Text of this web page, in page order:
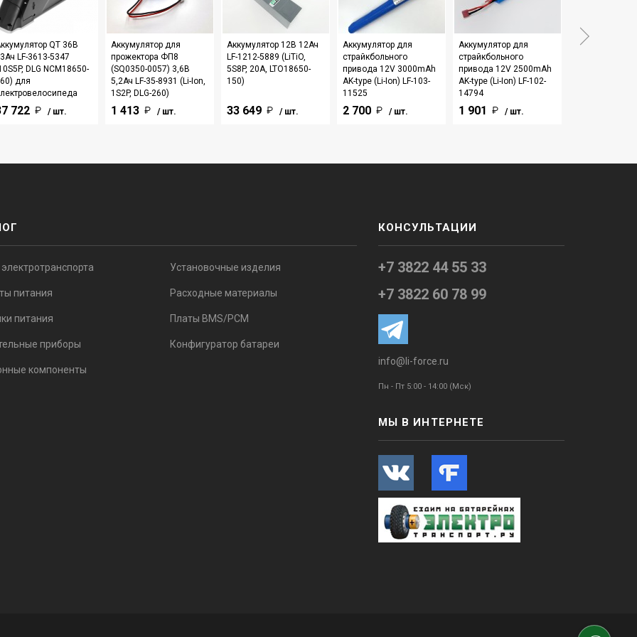
QT 36В
LF-3613-5347
DLG NCM18650-
для
722 / шт.
Аккумулятор для
прожектора ФП8
(SQ0350-0057) 3,6В
5,2Ач LF-35-8931 (Li-Ion,
1S2P, DLG-260)
1 413 / шт.
Аккумулятор 12В 12Ач
LF-1212-5889 (LiTiO,
5S8P, 20А, LTO18650-
150)
33 649 / шт.
Аккумулятор для
страйкбольного
привода 12V 3000mAh
AK-type (Li-Ion) LF-103-
11525
2 700 / шт.
Аккумулятор для
страйкбольного
привода 12V 2500mAh
AK-type (Li-Ion) LF-102-
14794
1 901 / шт.
Аккумулятор
питания
питания
приборы
компоненты
Установочные изделия
Расходные материалы
Платы BMS/PCM
Конфигуратор батареи
КОНСУЛЬТАЦИИ
+7 3822 44 55 33
+7 3822 60 78 99
info@li-force.ru
Пн - Пт 5:00 - 14:00 (Мск)
МЫ В ИНТЕРНЕТЕ